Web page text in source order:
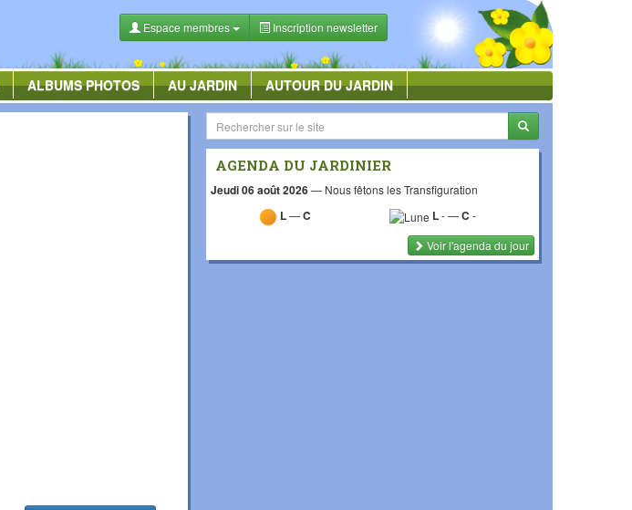
Espace membres Inscription newsletter
ALBUMSPHOTOS AU JARDIN AUTOUR DU JARDIN
AGENDA DU JARDINIER
Jeudi 06 août 2026— Nous fêtons les Transfiguration
L—C L-—C-
Voir l'agenda du jour